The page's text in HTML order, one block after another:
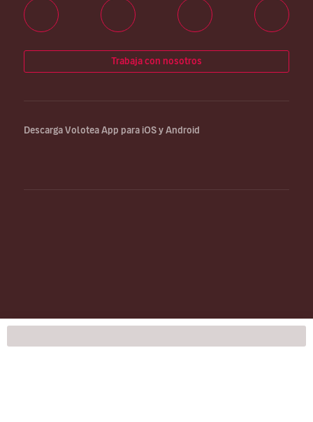
Trabaja con nosotros
Descarga Volotea App para iOS y Android